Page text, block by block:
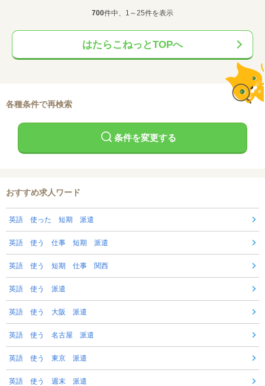
700件中、1～25件を表示
はたらこねっとTOPへ
各種条件で再検索
条件を変更する
おすすめ求人ワード
英語 使った 短期 派遣
英語 使う 仕事 短期 派遣
英語 使う 短期 仕事 関西
英語 使う 派遣
英語 使う 大阪 派遣
英語 使う 名古屋 派遣
英語 使う 東京 派遣
英語 使う 週末 派遣